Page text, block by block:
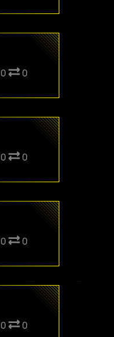
0 0
0 0
0 0
0 0